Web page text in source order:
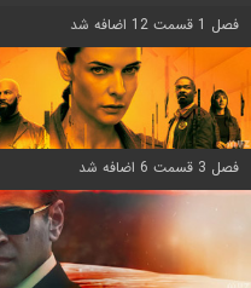
فصل 1 قسمت 12 اضافه شد
فصل 3 قسمت 6 اضافه شد